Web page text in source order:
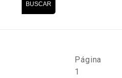
BUSCAR
Página
1